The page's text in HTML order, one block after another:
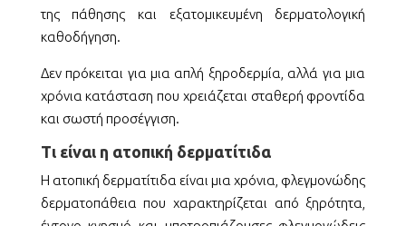
της πάθησης και εξατομικευμένη δερματολογική
καθοδήγηση.
Δεν πρόκειται για μια απλή ξηροδερμία, αλλά για μια
χρόνια κατάσταση που χρειάζεται σταθερή φροντίδα
και σωστή προσέγγιση.
Τι είναι η ατοπική δερματίτιδα
Η ατοπική δερματίτιδα είναι μια χρόνια, φλεγμονώδης
δερματοπάθεια που χαρακτηρίζεται από ξηρότητα,